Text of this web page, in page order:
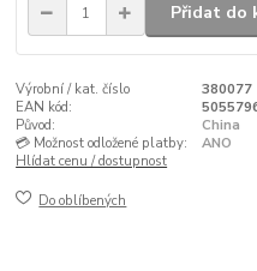
Přidat do
Výrobní / kat. číslo
380077
EAN kód:
Původ:
China
💳 Možnost odložené platby:
ANO
Hlídat cenu / dostupnost
Do oblíbených